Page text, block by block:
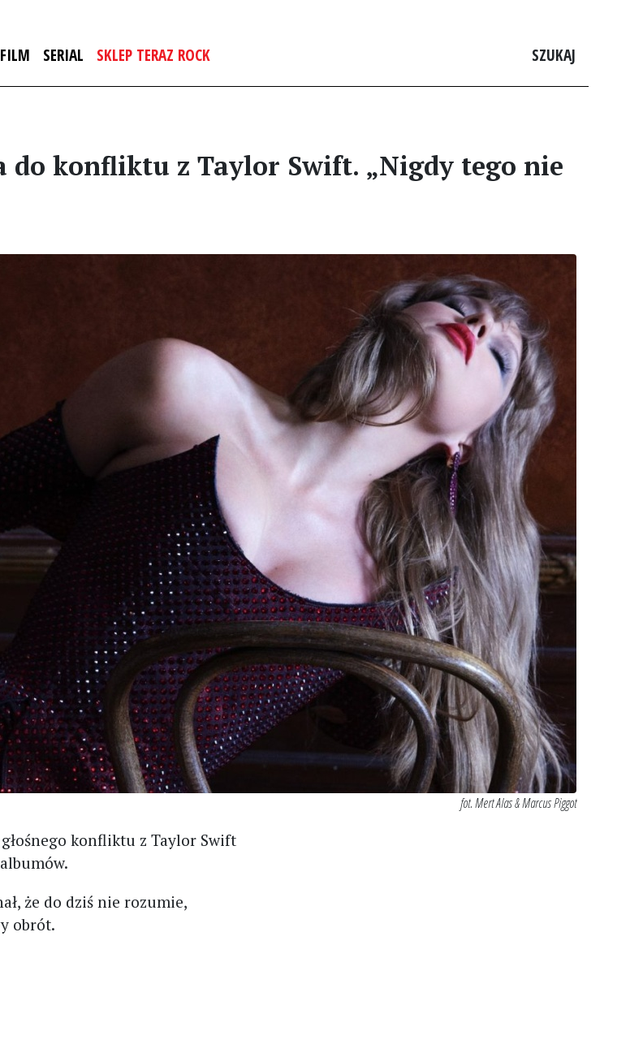
FILM SERIAL SKLEP TERAZ ROCK SZUKAJ
do konfliktu z Taylor Swift. „Nigdy tego nie
fot. Mert Alas & Marcus Piggot
konfliktu z Taylor Swift
że do dziś nie rozumie,
obrót.